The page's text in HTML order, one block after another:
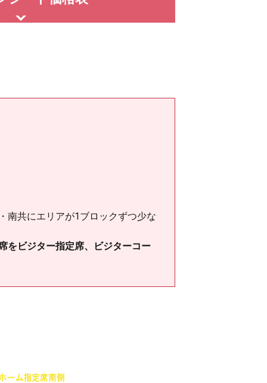
南共にエリアが1ブロックずつ少な
をビジター指定席、ビジターコー